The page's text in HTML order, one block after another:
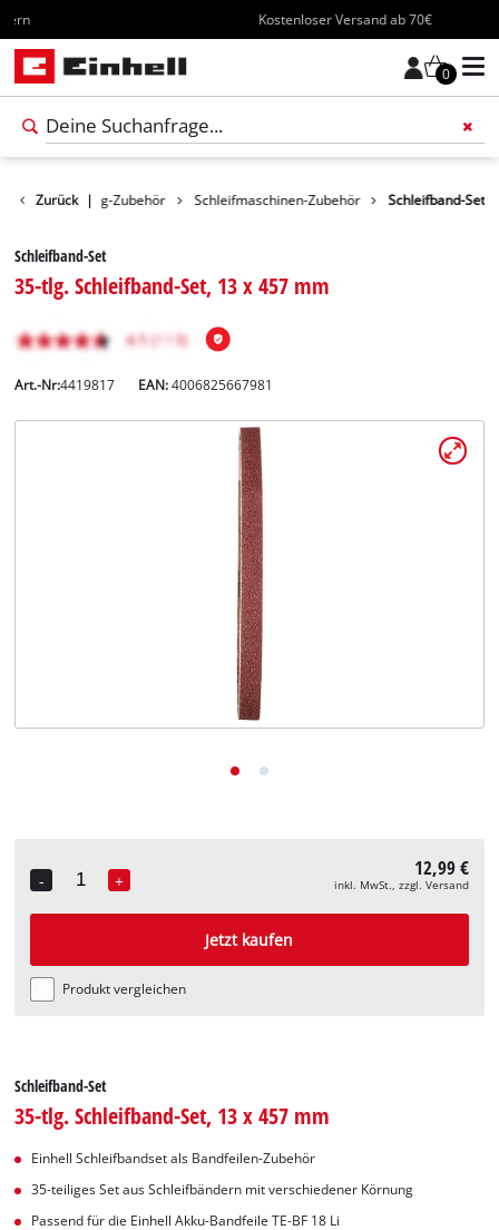
Kostenloser Versand ab 70€
0
Zurück |
Werkzeug-Zubehör Schleifmaschinen-Zubehör Schleifband-Set
Schleifband-Set
35-tlg. Schleifband-Set, 13 x 457 mm
Art.-Nr:4419817 EAN:4006825667981
-
Quantity
+ 12,99 €
inkl. MwSt., zzgl. Versand
Jetzt kaufen
Produkt vergleichen
Schleifband-Set
35-tlg. Schleifband-Set, 13 x 457 mm
Einhell Schleifbandset als Bandfeilen-Zubehör
35-teiliges Set aus Schleifbändern mit verschiedener Körnung
Passend für die Einhell Akku-Bandfeile TE-BF 18 Li